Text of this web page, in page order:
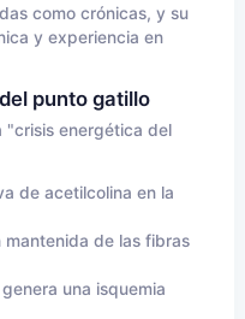
como crónicas, y su
y experiencia en
punto gatillo
"crisis energética del
de acetilcolina en la
de las fibras
una isquemia